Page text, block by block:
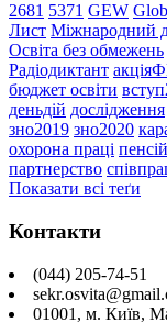
2681 5371 GEW
Лист Міжнародний
Освіта без обмежень
Радіодиктант
бюджет освіти
деньдій дослідження
зно2019 зно2020
охорона праці
партнерство
Показати всі теґи
Контакти
(044) 205-74-51
01001, м. Київ,